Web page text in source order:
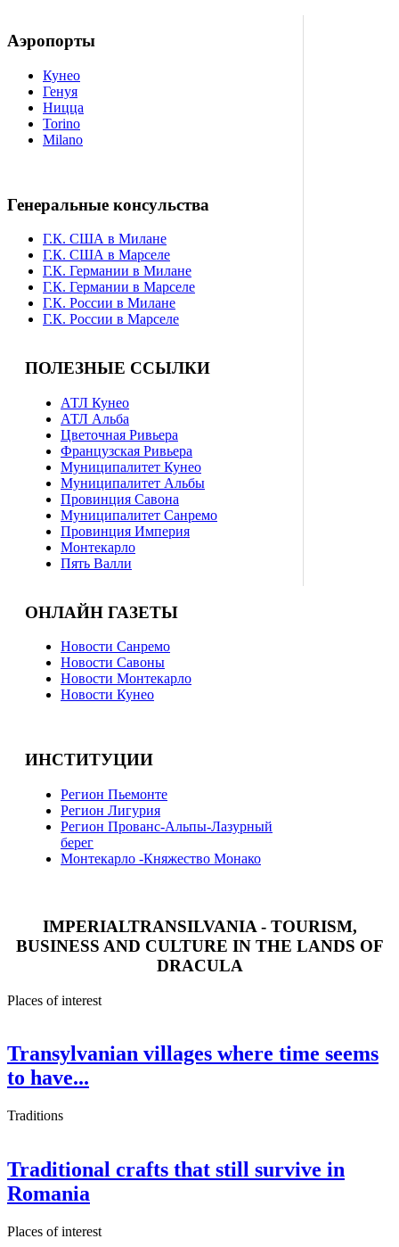
Аэропорты
Кунео
Генуя
Ницца
Torino
Milano
Генеральные консульства
Г.К. США в Милане
Г.К. США в Марселе
Г.К. Германии в Милане
Г.К. Германии в Марселе
Г.К. России в Милане
Г.К. России в Марселе
ПОЛЕЗНЫЕ ССЫЛКИ
АТЛ Кунео
АТЛ Альба
Цветочная Ривьера
Французская Ривьера
Муниципалитет Кунео
Муниципалитет Альбы
Провинция Савона
Муниципалитет Санремо
Провинция Империя
Монтекарло
Пять Валли
ОНЛАЙН ГАЗЕТЫ
Новости Санремо
Новости Савоны
Новости Монтекарло
Новости Кунео
ИНСТИТУЦИИ
Регион Пьемонте
Регион Лигурия
Регион Прованс-Альпы-Лазурный
берег
Монтекарло -Княжество Монако
IMPERIALTRANSILVANIA - TOURISM,
BUSINESS AND CULTURE IN THE LANDS OF
DRACULA
Places of interest
Transylvanian villages where time seems
to have...
Traditions
Traditional crafts that still survive in
Romania
Places of interest